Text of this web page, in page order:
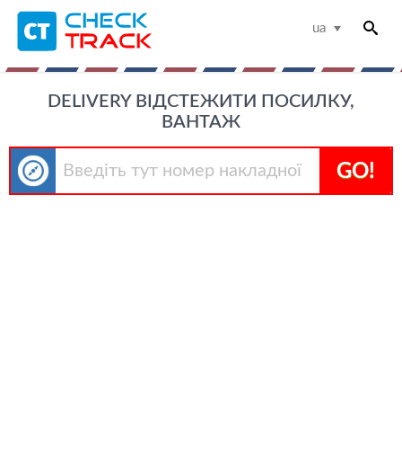
ua
DELIVERY ВІДСТЕЖИТИ ПОСИЛКУ,
ВАНТАЖ
GO!